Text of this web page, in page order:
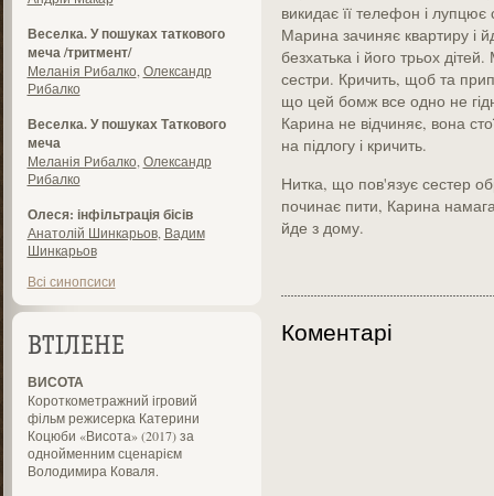
Веселка. У пошуках таткового
меча /тритмент/
Меланія Рибалко Олександр
Рибалко
Веселка. У пошуках Таткового
меча
Меланія Рибалко Олександр
Рибалко
Олеся: інфільтрація бісів
Анатолій Шинкарьов, Вадим
Шинкарьов
Всі синопсиси
ВТІЛЕНЕ
ВИСОТА
Короткометражний ігровий
фільм режисерка Катерини
Коцюби «Висота» (2017) за
однойменним сценарієм
Володимира Коваля.
викидає її телефон і лупцює
Марина зачиняє квартиру і
безхатька і його трьох
сестри. Кричить, щоб та
що цей бомж все одно не
Карина не відчиняє, вона
на підлогу і кричить.
Нитка, що пов'язує сестер
починає пити, Карина
йде з дому.
Коментарі